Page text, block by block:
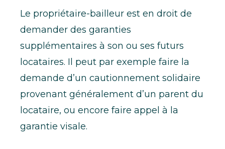
Le propriétaire-bailleur est en droit de
demander des garanties
supplémentaires à son ou ses futurs
locataires. Il peut par exemple faire la
demande d’un cautionnement solidaire
provenant généralement d’un parent du
locataire, ou encore faire appel à la
garantie visale.